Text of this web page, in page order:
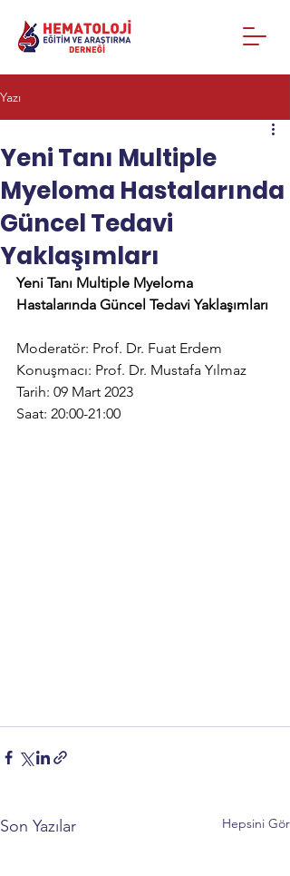
Yazı
Yeni Tanı Multiple
Myeloma Hastalarında
Güncel Tedavi
Yaklaşımları
Yeni Tanı Multiple Myeloma
Hastalarında Güncel Tedavi Yaklaşımları
Moderatör: Prof. Dr. Fuat Erdem
Konuşmacı: Prof. Dr. Mustafa Yılmaz
Tarih: 09 Mart 2023
Saat: 20:00-21:00
Son Yazılar Hepsini Gör